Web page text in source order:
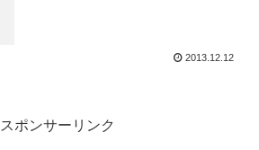
2013.12.12
スポンサーリンク